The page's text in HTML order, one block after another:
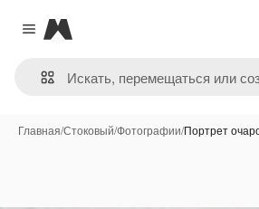
Close menu
Magnific
Главная/Стоковый/Фотографии/Портрет